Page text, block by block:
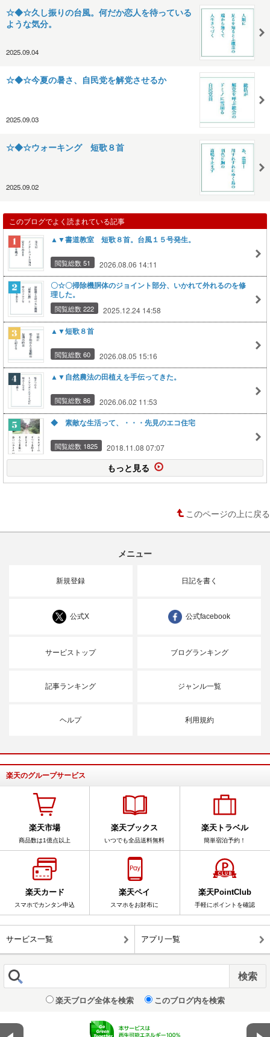
☆◆☆久し振りの台風。何だか恋人を待っている
ような気分。
2025.09.04
☆◆☆今夏の暑さ、自民党を解党させるか
2025.09.03
☆◆☆ウォーキング 短歌８首
2025.09.02
このブログでよく読まれている記事
▲▼書道教室 短歌８首。台風１５号発生。
閲覧総数 51 2026.08.06 14:11
〇☆〇掃除機胴体のジョイント部分、いかれて外れるのを修
理した。
閲覧総数 222 2025.12.24 14:58
▲▼短歌８首
閲覧総数 60 2026.08.05 15:16
▲▼自然農法の田植えを手伝ってきた。
閲覧総数 86 2026.06.02 11:53
◆ 素敵な生活って、・・・先見のエコ住宅
閲覧総数 1825 2018.11.08 07:07
もっと見る
このページの上に戻る
メニュー
新規登録 日記を書く
公式X 公式facebook
サービストップ ブログランキング
記事ランキング ジャンル一覧
ヘルプ 利用規約
楽天のグループサービス
楽天市場
商品数は1億点以上
楽天ブックス
いつでも全品送料無料
楽天トラベル
簡単宿泊予約！
楽天カード
スマホでカンタン申込
楽天ペイ
スマホをお財布に
楽天PointClub
手軽にポイントを確認
サービス一覧 アプリ一覧
楽天ブログ全体を検索 このブログ内を検索